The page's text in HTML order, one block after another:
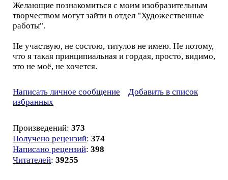
Желающие познакомиться с моим изобразительным
творчеством могут зайти в отдел "Художественные
работы".
Не участвую, не состою, титулов не имею. Не потому,
что я такая принципиальная и гордая, просто, видимо,
это не моё, не хочется.
Написать личное сообщение
Добавить в список
избранных
Произведений: 373
Получено рецензий: 374
Написано рецензий: 398
Читателей: 39255